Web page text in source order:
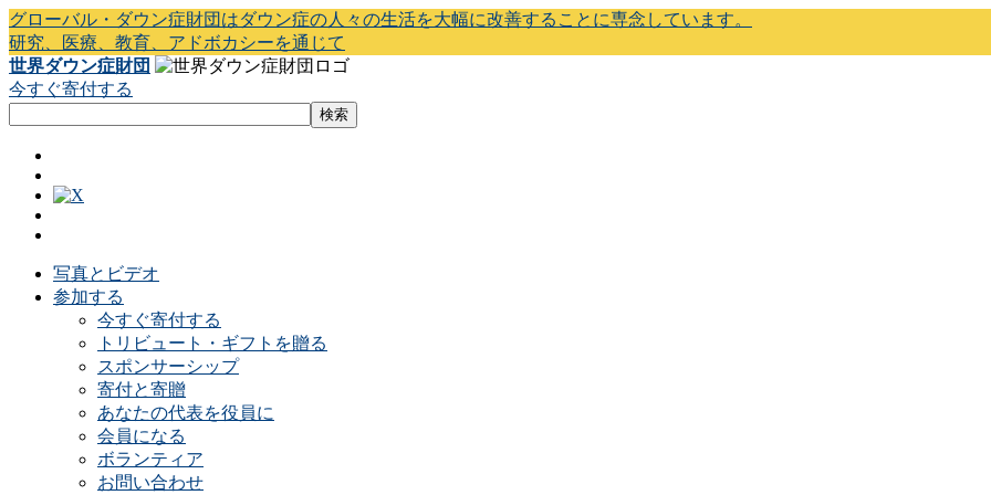
グローバル・ダウン症財団はダウン症の人々の生活を大幅に改善することに専念しています。
研究、医療、教育、アドボカシーを通じて
世界ダウン症財団
今すぐ寄付する
写真とビデオ
参加する
今すぐ寄付する
トリビュート・ギフトを贈る
スポンサーシップ
寄付と寄贈
あなたの代表を役員に
会員になる
ボランティア
お問い合わせ